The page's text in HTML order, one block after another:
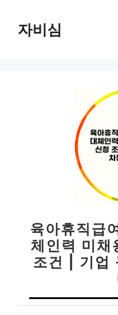
자비심
육아휴직급
체인력 미채
조건 | 기업